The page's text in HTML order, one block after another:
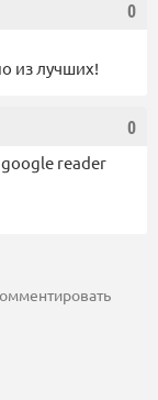
0
из лучших!
0
reader